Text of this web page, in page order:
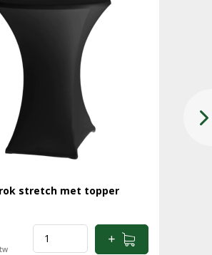
stretch met topper